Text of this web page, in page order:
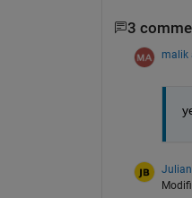
3
malik
Julian